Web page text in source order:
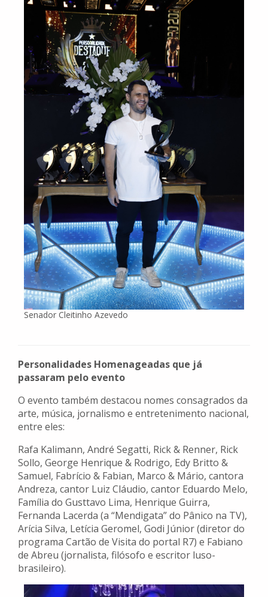
Senador Cleitinho Azevedo
Personalidades Homenageadas que já
passaram pelo evento
O evento também destacou nomes consagrados da
arte, música, jornalismo e entretenimento nacional,
entre eles:
Rafa Kalimann, André Segatti, Rick & Renner, Rick
Sollo, George Henrique & Rodrigo, Edy Britto &
Samuel, Fabrício & Fabian, Marco & Mário, cantora
Andreza, cantor Luiz Cláudio, cantor Eduardo Melo,
Família do Gusttavo Lima, Henrique Guirra,
Fernanda Lacerda (a “Mendigata” do Pânico na TV),
Arícia Silva, Letícia Geromel, Godi Júnior (diretor do
programa Cartão de Visita do portal R7) e Fabiano
de Abreu (jornalista, filósofo e escritor luso-
brasileiro).